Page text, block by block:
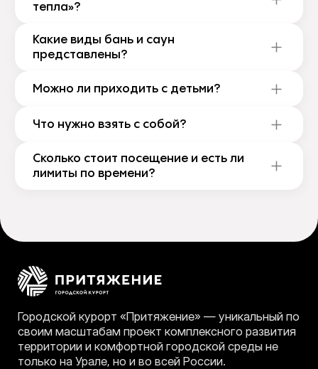
тепла»?
Какие виды бань и саун
представлены?
Можно ли приходить с детьми?
Что нужно взять с собой?
Сколько стоит посещение и есть ли
лимиты по времени?
Городской курорт «Притяжение» — уникальный по
своим масштабам проект комплексного развития
территории и комфортной городской среды не
только на Урале, но и во всей России.